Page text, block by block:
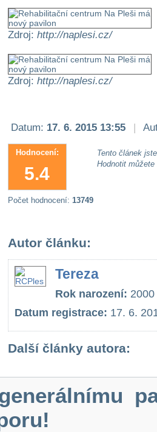
Zdroj: http://naplesi.cz/
Zdroj: http://naplesi.cz/
Datum: 17. 6. 2015 13:55 |
Hodnocení:
5.4
Tento článek
Hodnotit
Počet hodnocení: 13749
Autor článku:
Tereza
Rok narození: 2000
Datum registrace: 17. 6.
Další články autora: